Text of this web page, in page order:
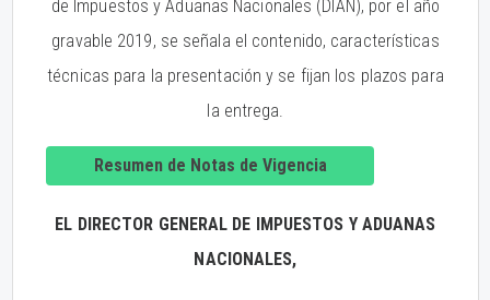
de Impuestos y Aduanas Nacionales (DIAN), por el año
gravable 2019, se señala el contenido, características
técnicas para la presentación y se fijan los plazos para
la entrega.
Resumen de Notas de Vigencia
EL DIRECTOR GENERAL DE IMPUESTOS Y ADUANAS
NACIONALES,